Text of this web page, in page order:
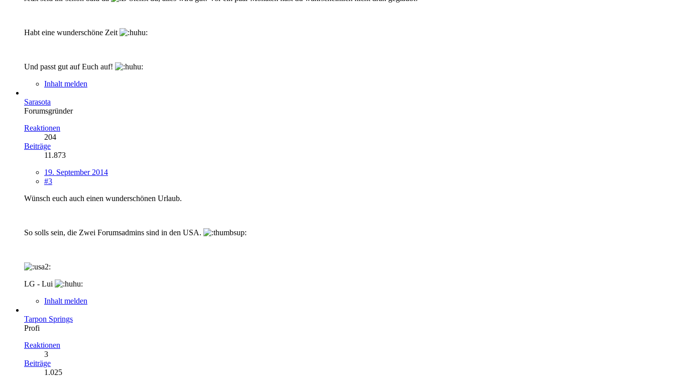
Habt eine wunderschöne Zeit
Und passt gut auf Euch auf!
Inhalt melden
Sarasota
Forumsgründer
Reaktionen
204
Beiträge
11.873
19. September 2014
#3
Wünsch euch auch einen wunderschönen Urlaub.
So solls sein, die Zwei Forumsadmins sind in den USA.
LG - Lui
Inhalt melden
Tarpon Springs
Profi
Reaktionen
3
Beiträge
1.025